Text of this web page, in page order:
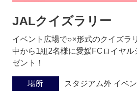
JALクイズラリー
イベント広場で○×形式のクイズラ
中から1組2名様に愛媛FCロイヤ
ゼント！
場所 スタジアム外 イベ